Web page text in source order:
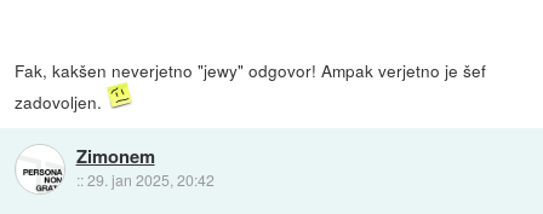
Fak, kakšen neverjetno "jewy" odgovor! Ampak verjetno je šef
zadovoljen.
Zimonem
::29. jan 2025, 20:42